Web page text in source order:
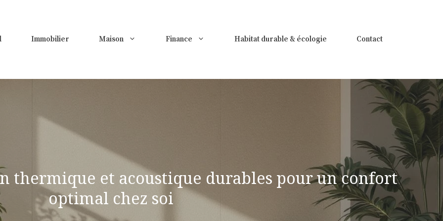
Immobilier Maison Finance Habitat durable & écologie Contact
thermique et acoustique durables pour un confort
optimal chez soi